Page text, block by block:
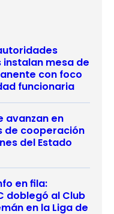
mesa de
con foco
funcionaria
avanzan en
de cooperación
del Estado
en fila:
doblegó al Club
en la Liga de